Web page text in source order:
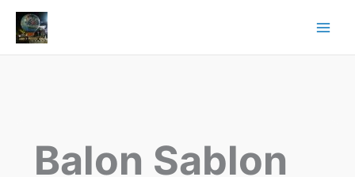
content
Balon Sablon